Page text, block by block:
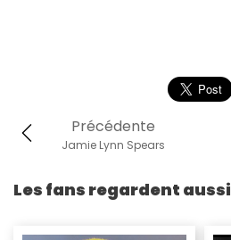
Précédente
Jamie Lynn Spears
Les fans regardent aussi